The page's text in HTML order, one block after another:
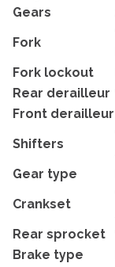
Gears
Fork
Fork lockout
Rear derailleur
Front derailleur
Shifters
Gear type
Crankset
Rear sprocket
Brake type